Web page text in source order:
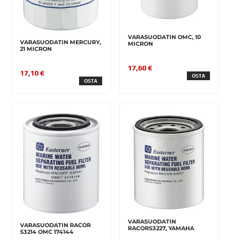
VARASUODATIN MERCURY,
21 MICRON
17,10 €
OSTA
VARASUODATIN OMC, 10
MICRON
17,60 €
OSTA
VARASUODATIN RACOR
S3214 OMC 174144
VARASUODATIN
RACORS3227, YAMAHA